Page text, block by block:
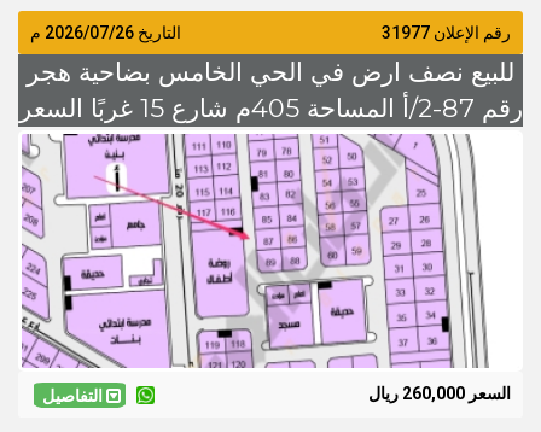
التاريخ 2026/07/26 م رقم الإعلان 31977
للبيع نصف ارض في الحي الخامس بضاحية هجر
رقم 87-2/أ المساحة 405م شارع 15 غربًا السعر
260 الف
التفاصيل السعر 260,000 ريال